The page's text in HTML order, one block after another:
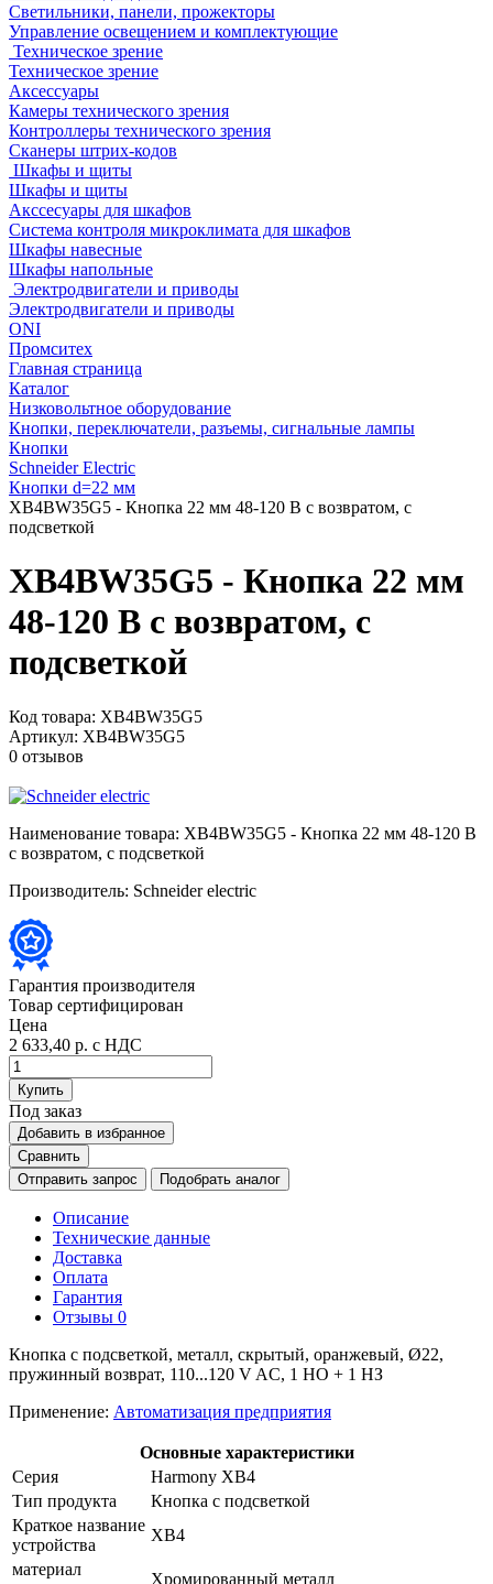
Светильники, панели, прожекторы
Управление освещением и комплектующие
Техническое зрение
Техническое зрение
Аксессуары
Камеры технического зрения
Контроллеры технического зрения
Сканеры штрих-кодов
Шкафы и щиты
Шкафы и щиты
Акссесуары для шкафов
Система контроля микроклимата для шкафов
Шкафы навесные
Шкафы напольные
Электродвигатели и приводы
Электродвигатели и приводы
ONI
Промситех
Главная страница
Каталог
Низковольтное оборудование
Кнопки, переключатели, разъемы, сигнальные лампы
Кнопки
Schneider Electric
Кнопки d=22 мм
XB4BW35G5 - Кнопка 22 мм 48-120 В с возвратом, с
подсветкой
XB4BW35G5 - Кнопка 22 мм
48-120 В с возвратом, с
подсветкой
Код товара: XB4BW35G5
Артикул: XB4BW35G5
0 отзывов
Наименование товара: XB4BW35G5 - Кнопка 22 мм 48-120 В
с возвратом, с подсветкой
Производитель: Schneider electric
Гарантия производителя
Товар сертифицирован
Цена
2 633,40 р. с НДС
Купить
Под заказ
Добавить в избранное
Сравнить
Отправить запрос
Подобрать аналог
Описание
Технические данные
Доставка
Оплата
Гарантия
Отзывы 0
Кнопка с подсветкой, металл, скрытый, оранжевый, Ø22,
пружинный возврат, 110...120 V AC, 1 НО + 1 НЗ
Применение: Автоматизация предприятия
Основные характеристики
Серия
Harmony XB4
Тип продукта
Кнопка с подсветкой
Краткое название
устройства
XB4
материал
Хромированный металл